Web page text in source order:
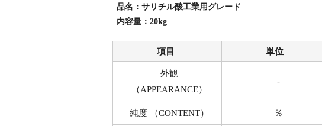
品名：サリチル酸工業用グレード
内容量：20kg
項目 単位
外観
（APPEARANCE）
-
純度 （CONTENT） ％